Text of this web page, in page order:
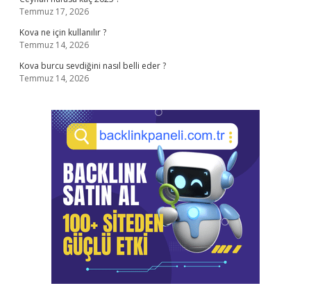
Temmuz 17, 2026
Kova ne için kullanılır ?
Temmuz 14, 2026
Kova burcu sevdiğini nasıl belli eder ?
Temmuz 14, 2026